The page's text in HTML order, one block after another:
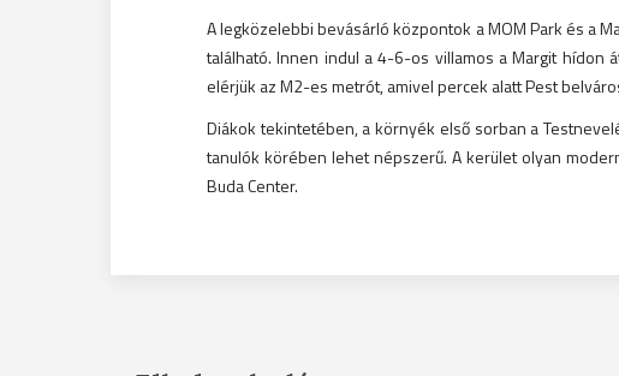
A legközelebbi bevásárló központok a MOM Park és a
található. Innen indul a 4-6-os villamos a Margit hídon
elérjük az M2-es metrót, amivel percek alatt Pest
Diákok tekintetében, a környék első sorban a
tanulók körében lehet népszerű. A kerület olyan
Buda Center.